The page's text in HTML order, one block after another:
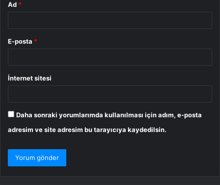
Ad *
E-posta *
İnternet sitesi
Daha sonraki yorumlarımda kullanılması için adım, e-posta
adresim ve site adresim bu tarayıcıya kaydedilsin.